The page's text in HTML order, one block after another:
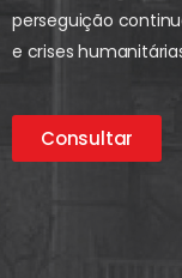
perseguição
e crises
Consultar